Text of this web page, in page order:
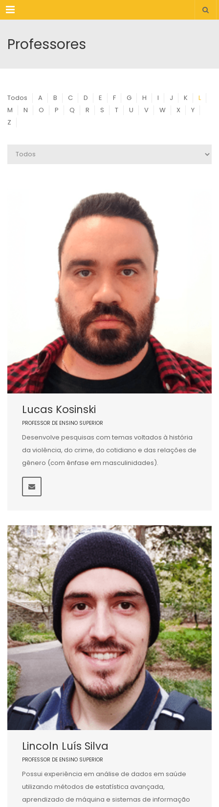
Menu
Professores
Todos A B C D E F G H I J K
L
M
N O P Q R S T U V W X
Y
Z
Lucas Kosinski
PROFESSOR DE ENSINO SUPERIOR
Desenvolve pesquisas com temas voltados à história
da violência, do crime, do cotidiano e das relações de
gênero (com ênfase em masculinidades).
Lincoln Luís Silva
PROFESSOR DE ENSINO SUPERIOR
Possui experiência em análise de dados em saúde
utilizando métodos de estatística avançada,
aprendizado de máquina e sistemas de informação